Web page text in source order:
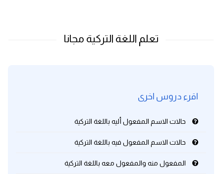
اقرء دروس اخرى
حالات الاسم المفعول أليه باللغة التركية
حالات الاسم المفعول فيه باللغة التركية
المفعول منه والمفعول معه باللغة التركية